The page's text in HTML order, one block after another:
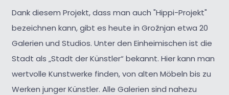
Dank diesem Projekt, dass man auch "Hippi-Projekt"
bezeichnen kann, gibt es heute in Grožnjan etwa 20
Galerien und Studios. Unter den Einheimischen ist die
Stadt als „Stadt der Künstler“ bekannt. Hier kann man
wertvolle Kunstwerke finden, von alten Möbeln bis zu
Werken junger Künstler. Alle Galerien sind nahezu